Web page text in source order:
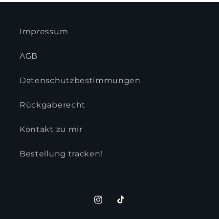
Impressum
AGB
Datenschutzbestimmungen
Rückgaberecht
Kontakt zu mir
Bestellung tracken!
Instagram
TikTok